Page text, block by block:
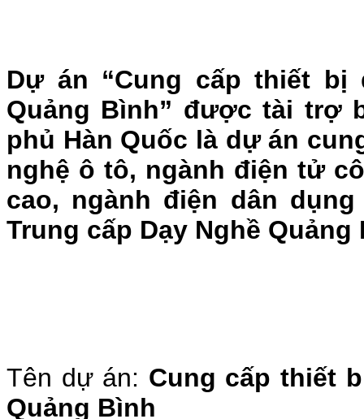
Dự án “Cung cấp thiết bị
Quảng Bình” được tài trợ
phủ Hàn Quốc là dự án
nghệ ô tô, ngành điện tử
cao, ngành điện dân
Trung cấp Dạy Nghề Quảng
Tên dự án: Cung cấp thiết
Quảng Bình